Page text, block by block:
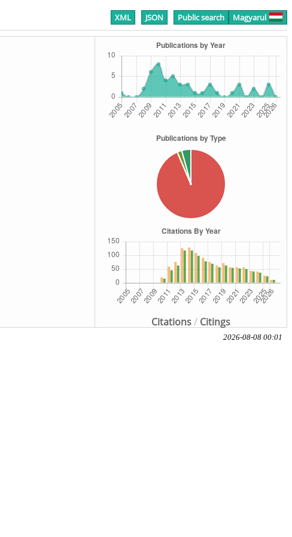
XML JSON Public search Magyarul
Citations/ Citings
2026-08-08 00:01